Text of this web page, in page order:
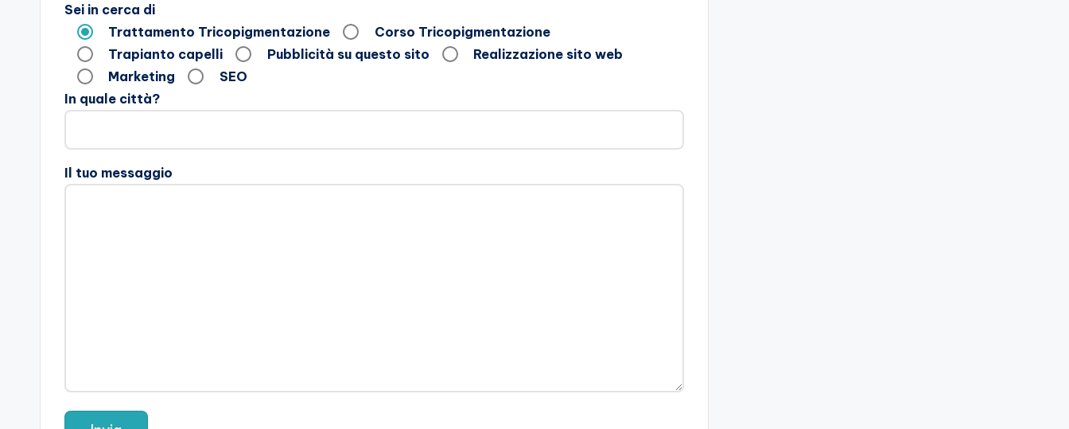
Sei in cerca di
Trattamento Tricopigmentazione
Corso Tricopigmentazione
Trapianto capelli
Pubblicità su questo sito
Realizzazione sito web
Marketing
SEO
In quale città?
Il tuo messaggio